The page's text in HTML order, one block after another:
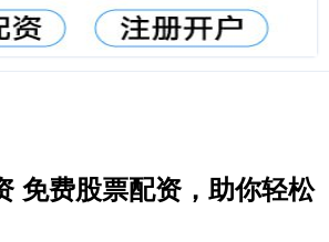
免费股票配资，助你轻松